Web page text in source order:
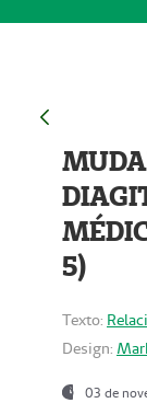
5)
Texto:
Design:
03 de